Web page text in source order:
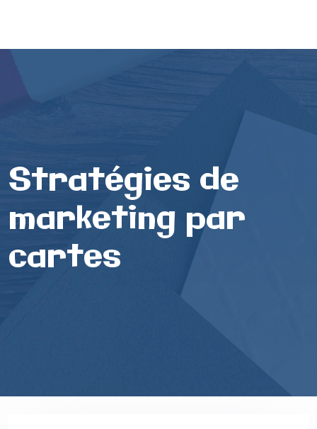
Stratégies de
marketing par
cartes